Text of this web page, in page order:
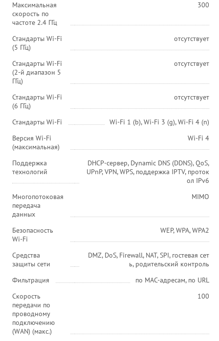
Максимальная
скорость по
частоте 2.4 ГГц
300
Стандарты Wi-Fi
(5 ГГц)
отсутствует
Стандарты Wi-Fi
(2-й диапазон 5
ГГц)
отсутствует
Стандарты Wi-Fi
(6 ГГц)
отсутствует
Стандарты Wi-Fi
Wi-Fi 1 (b), Wi-Fi 3 (g), Wi-Fi 4 (n)
Версия Wi-Fi
(максимальная)
Wi-Fi 4
Поддержка
технологий
DHCP-сервер, Dynamic DNS (DDNS), QoS,
UPnP, VPN, WPS, поддержка IPTV, проток
ол IPv6
Многопотоковая
передача
данных
MIMO
Безопасность
Wi-Fi
WEP, WPA, WPA2
Средства
защиты сети
DMZ, DoS, Firewall, NAT, SPI, гостевая сет
ь, родительский контроль
Фильтрация
по MAC-адресам, по URL
Скорость
передачи по
проводному
подключению
(WAN) (макс.)
100